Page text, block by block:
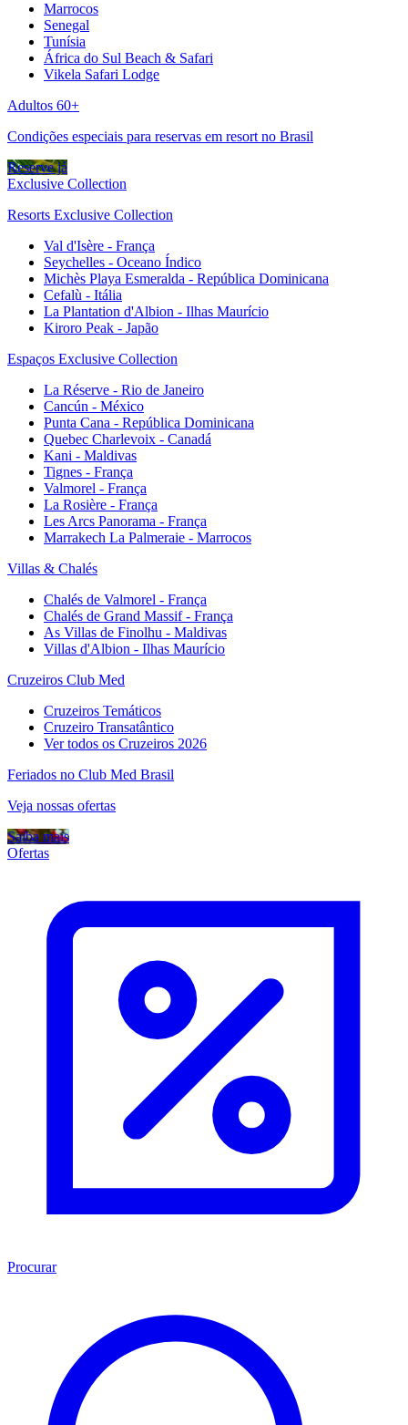
Marrocos
Senegal
Tunísia
África do Sul Beach & Safari
Vikela Safari Lodge
Adultos 60+
Condições especiais para reservas em resort no Brasil
Reserve já
Exclusive Collection
Resorts Exclusive Collection
Val d'Isère - França
Seychelles - Oceano Índico
Michès Playa Esmeralda - República Dominicana
Cefalù - Itália
La Plantation d'Albion - Ilhas Maurício
Kiroro Peak - Japão
Espaços Exclusive Collection
La Réserve - Rio de Janeiro
Cancún - México
Punta Cana - República Dominicana
Quebec Charlevoix - Canadá
Kani - Maldivas
Tignes - França
Valmorel - França
La Rosière - França
Les Arcs Panorama - França
Marrakech La Palmeraie - Marrocos
Villas & Chalés
Chalés de Valmorel - França
Chalés de Grand Massif - França
As Villas de Finolhu - Maldivas
Villas d'Albion - Ilhas Maurício
Cruzeiros Club Med
Cruzeiros Temáticos
Cruzeiro Transatântico
Ver todos os Cruzeiros 2026
Feriados no Club Med Brasil
Veja nossas ofertas
Saiba mais
Ofertas
Procurar